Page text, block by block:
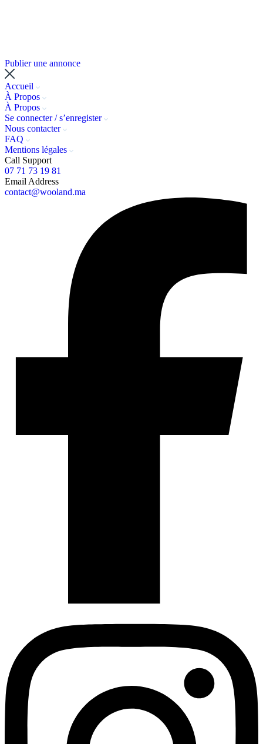
Publier une annonce
Accueil
À Propos
À Propos
Se connecter / s’enregister
Nous contacter
FAQ
Mentions légales
Call Support
07 71 73 19 81
Email Address
contact@wooland.ma